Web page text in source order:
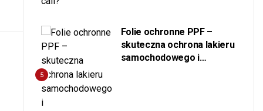
5
Folie ochronne PPF –
skuteczna ochrona lakieru
samochodowego i